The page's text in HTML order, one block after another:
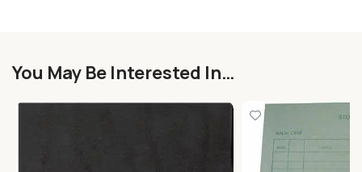
You May Be Interested In…